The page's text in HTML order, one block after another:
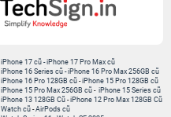
iPhone 17 cũ-iPhone 17 Pro Max cũ
iPhone 16 Series cũ- iPhone 16 Pro Max 256GB cũ
iPhone 16 Pro 128GB cũ-iPhone 15 Pro 128GB cũ
iPhone 15 Pro Max 256GB cũ- iPhone 15 Series cũ
iPhone 13 128GB Cũ-iPhone 12 Pro Max 128GB Cũ
Watch cũ-AirPods cũ